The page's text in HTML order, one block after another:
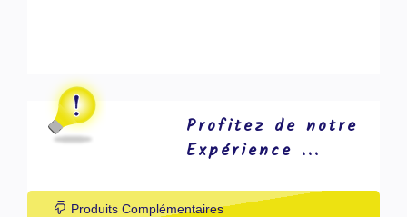
Profitez de notre
Expérience ...
Produits Complémentaires